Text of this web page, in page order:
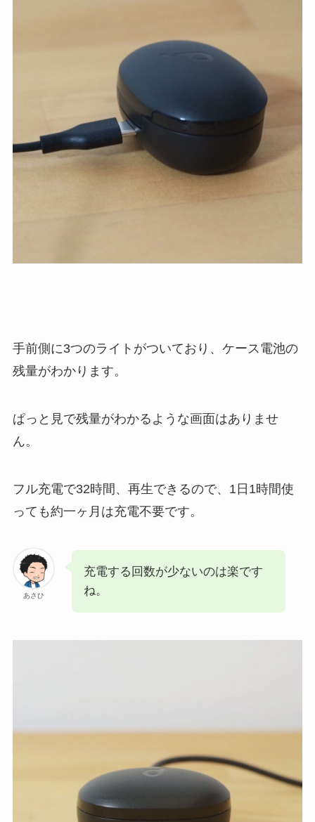
手前側に3つのライトがついており、ケース電池の
残量がわかります。
ぱっと見で残量がわかるような画面はありませ
ん。
フル充電で32時間、再生できるので、1日1時間使
っても約一ヶ月は充電不要です。
あさひ
充電する回数が少ないのは楽です
ね。